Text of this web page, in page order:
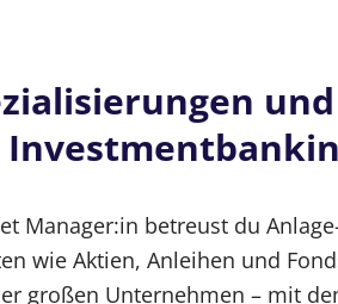
Manager:in betreust du
wie Aktien, Anleihen und
großen Unternehmen – mit